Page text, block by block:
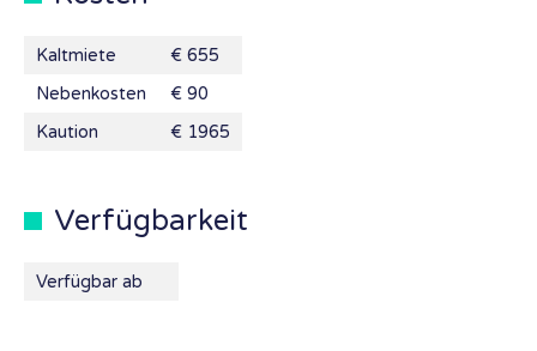
Kaltmiete
€ 655
Nebenkosten
€ 90
Kaution
€ 1965
Verfügbarkeit
Verfügbar ab